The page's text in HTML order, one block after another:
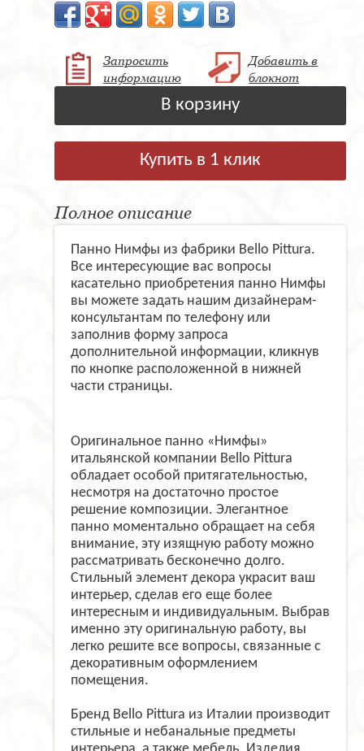
Запросить
информацию
Добавить в
блокнот
В корзину
Купить в 1 клик
Полное описание
Панно Нимфы из фабрики Bello Pittura.
Все интересующие вас вопросы
касательно приобретения панно Нимфы
вы можете задать нашим дизайнерам-
консультантам по телефону или
заполнив форму запроса
дополнительной информации, кликнув
по кнопке расположенной в нижней
части страницы.
Оригинальное панно «Нимфы»
итальянской компании Bello Pittura
обладает особой притягательностью,
несмотря на достаточно простое
решение композиции. Элегантное
панно моментально обращает на себя
внимание, эту изящную работу можно
рассматривать бесконечно долго.
Стильный элемент декора украсит ваш
интерьер, сделав его еще более
интересным и индивидуальным. Выбрав
именно эту оригинальную работу, вы
легко решите все вопросы, связанные с
декоративным оформлением
помещения.
Бренд Bello Pittura из Италии производит
стильные и небанальные предметы